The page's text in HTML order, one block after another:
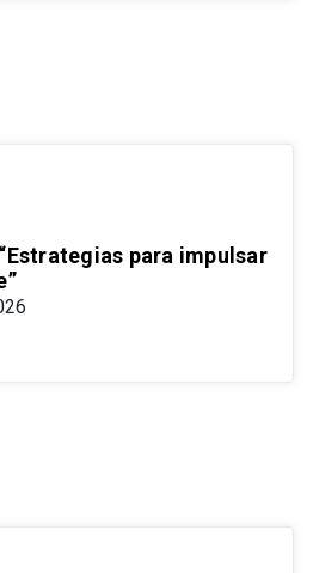
para impulsar